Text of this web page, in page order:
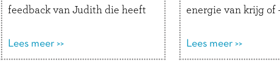
feedback van Judith die heeft
maakproces: “De metafoor van
de boot en de roeispanen vind
Lees meer >>
energie van krijg of
ondernemersland –
te veel? Is er
Lees meer >>